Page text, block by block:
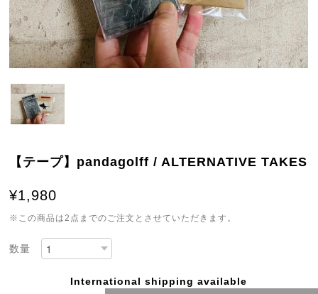
【テープ】pandagolff / ALTERNATIVE TAKES
¥1,980
※この商品は2点までのご注文とさせていただきます。
数量
International shipping available